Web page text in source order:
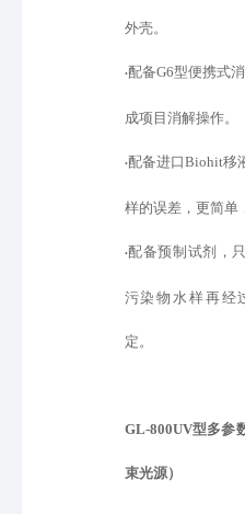
外壳。
•配备G6型便携式
成项目消解操作。
•配备进口 Biohit移
样的误差，更简单
•配备预制试剂，
污染物水样再经
定。
GL-800UV型多参
束光源）